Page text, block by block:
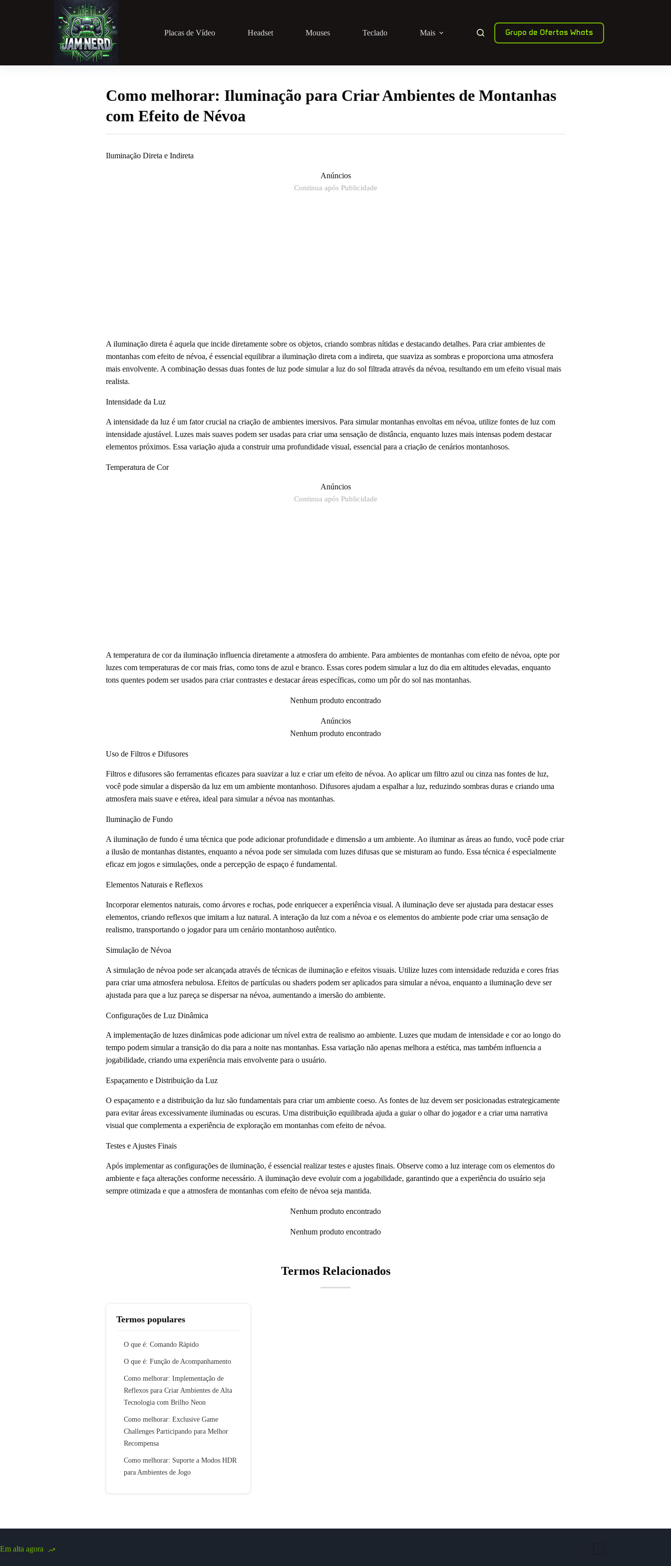
Placas de Vídeo Headset Mouses Teclado Mais Grupo de Ofertas Whats
Como melhorar: Iluminação para Criar Ambientes de Montanhas
com Efeito de Névoa
Iluminação Direta e Indireta
Anúncios
Continua após Publicidade
A iluminação direta é aquela que incide diretamente sobre os objetos, criando sombras nítidas e destacando detalhes. Para criar ambientes de
montanhas com efeito de névoa, é essencial equilibrar a iluminação direta com a indireta, que suaviza as sombras e proporciona uma atmosfera
mais envolvente. A combinação dessas duas fontes de luz pode simular a luz do sol filtrada através da névoa, resultando em um efeito visual mais
realista.
Intensidade da Luz
A intensidade da luz é um fator crucial na criação de ambientes imersivos. Para simular montanhas envoltas em névoa, utilize fontes de luz com
intensidade ajustável. Luzes mais suaves podem ser usadas para criar uma sensação de distância, enquanto luzes mais intensas podem destacar
elementos próximos. Essa variação ajuda a construir uma profundidade visual, essencial para a criação de cenários montanhosos.
Temperatura de Cor
Anúncios
Continua após Publicidade
A temperatura de cor da iluminação influencia diretamente a atmosfera do ambiente. Para ambientes de montanhas com efeito de névoa, opte por
luzes com temperaturas de cor mais frias, como tons de azul e branco. Essas cores podem simular a luz do dia em altitudes elevadas, enquanto
tons quentes podem ser usados para criar contrastes e destacar áreas específicas, como um pôr do sol nas montanhas.
Nenhum produto encontrado
Anúncios
Nenhum produto encontrado
Uso de Filtros e Difusores
Filtros e difusores são ferramentas eficazes para suavizar a luz e criar um efeito de névoa. Ao aplicar um filtro azul ou cinza nas fontes de luz,
você pode simular a dispersão da luz em um ambiente montanhoso. Difusores ajudam a espalhar a luz, reduzindo sombras duras e criando uma
atmosfera mais suave e etérea, ideal para simular a névoa nas montanhas.
Iluminação de Fundo
A iluminação de fundo é uma técnica que pode adicionar profundidade e dimensão a um ambiente. Ao iluminar as áreas ao fundo, você pode criar
a ilusão de montanhas distantes, enquanto a névoa pode ser simulada com luzes difusas que se misturam ao fundo. Essa técnica é especialmente
eficaz em jogos e simulações, onde a percepção de espaço é fundamental.
Elementos Naturais e Reflexos
Incorporar elementos naturais, como árvores e rochas, pode enriquecer a experiência visual. A iluminação deve ser ajustada para destacar esses
elementos, criando reflexos que imitam a luz natural. A interação da luz com a névoa e os elementos do ambiente pode criar uma sensação de
realismo, transportando o jogador para um cenário montanhoso autêntico.
Simulação de Névoa
A simulação de névoa pode ser alcançada através de técnicas de iluminação e efeitos visuais. Utilize luzes com intensidade reduzida e cores frias
para criar uma atmosfera nebulosa. Efeitos de partículas ou shaders podem ser aplicados para simular a névoa, enquanto a iluminação deve ser
ajustada para que a luz pareça se dispersar na névoa, aumentando a imersão do ambiente.
Configurações de Luz Dinâmica
A implementação de luzes dinâmicas pode adicionar um nível extra de realismo ao ambiente. Luzes que mudam de intensidade e cor ao longo do
tempo podem simular a transição do dia para a noite nas montanhas. Essa variação não apenas melhora a estética, mas também influencia a
jogabilidade, criando uma experiência mais envolvente para o usuário.
Espaçamento e Distribuição da Luz
O espaçamento e a distribuição da luz são fundamentais para criar um ambiente coeso. As fontes de luz devem ser posicionadas estrategicamente
para evitar áreas excessivamente iluminadas ou escuras. Uma distribuição equilibrada ajuda a guiar o olhar do jogador e a criar uma narrativa
visual que complementa a experiência de exploração em montanhas com efeito de névoa.
Testes e Ajustes Finais
Após implementar as configurações de iluminação, é essencial realizar testes e ajustes finais. Observe como a luz interage com os elementos do
ambiente e faça alterações conforme necessário. A iluminação deve evoluir com a jogabilidade, garantindo que a experiência do usuário seja
sempre otimizada e que a atmosfera de montanhas com efeito de névoa seja mantida.
Nenhum produto encontrado
Nenhum produto encontrado
Termos Relacionados
Termos populares
O que é: Comando Rápido
O que é: Função de Acompanhamento
Como melhorar: Implementação de
Reflexos para Criar Ambientes de Alta
Tecnologia com Brilho Neon
Como melhorar: Exclusive Game
Challenges Participando para Melhor
Recompensa
Como melhorar: Suporte a Modos HDR
para Ambientes de Jogo
Em alta agora